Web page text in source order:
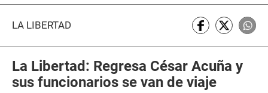
LA LIBERTAD
La Libertad: Regresa César Acuña y
sus funcionarios se van de viaje